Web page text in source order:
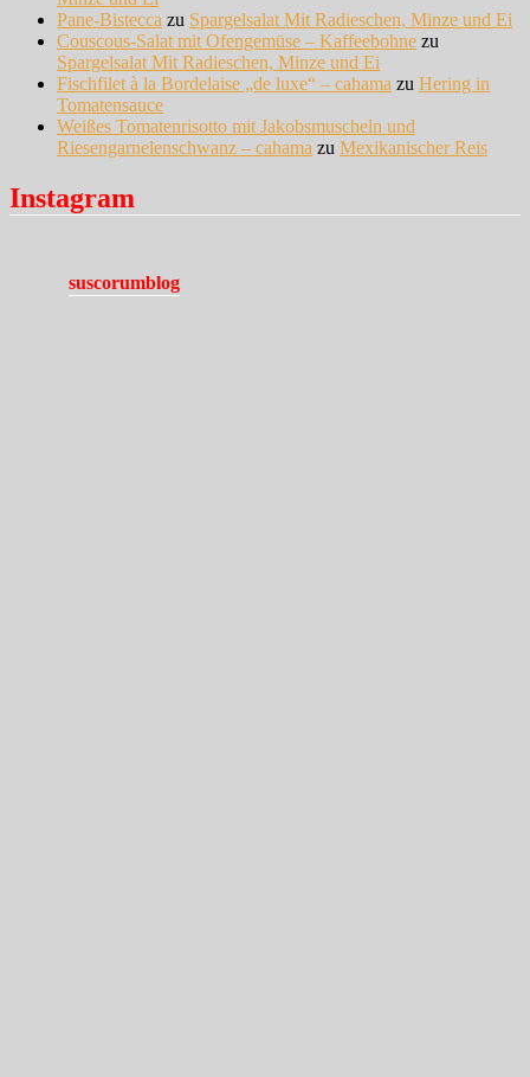
Pane-Bistecca zu Spargelsalat Mit Radieschen, Minze und Ei
Couscous-Salat mit Ofengemüse – Kaffeebohne zu
Spargelsalat Mit Radieschen, Minze und Ei
Fischfilet à la Bordelaise „de luxe“ – cahama zu Hering in
Tomatensauce
Weißes Tomatenrisotto mit Jakobsmuscheln und
Riesengarnelenschwanz – cahama zu Mexikanischer Reis
Instagram
suscorumblog